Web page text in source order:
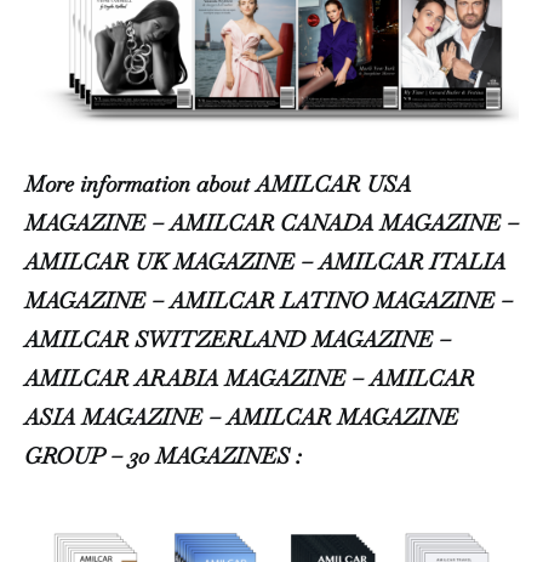
More information about AMILCAR USA
MAGAZINE – AMILCAR CANADA MAGAZINE –
AMILCAR UK MAGAZINE – AMILCAR ITALIA
MAGAZINE – AMILCAR LATINO MAGAZINE –
AMILCAR SWITZERLAND MAGAZINE –
AMILCAR ARABIA MAGAZINE – AMILCAR
ASIA MAGAZINE – AMILCAR MAGAZINE
GROUP – 30 MAGAZINES :